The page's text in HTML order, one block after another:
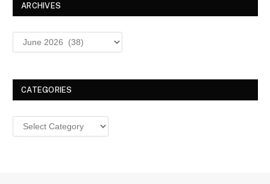
ARCHIVES
Archives
CATEGORIES
Categories